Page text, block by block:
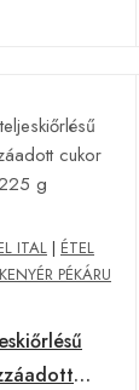
ITAL | ÉTEL
KENYÉR PÉKÁRU